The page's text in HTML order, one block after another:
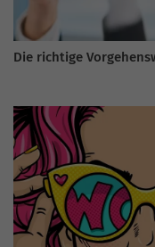
Die richtige